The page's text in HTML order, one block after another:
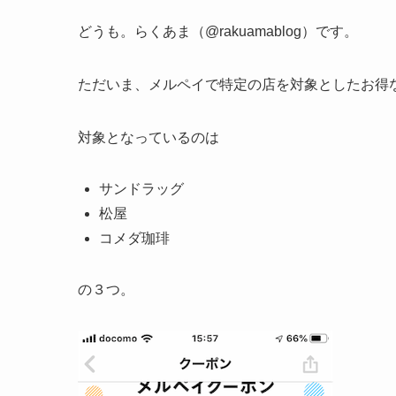
どうも。らくあま（@rakuamablog）です。
ただいま、メルペイで特定の店を対象としたお得
対象となっているのは
サンドラッグ
松屋
コメダ珈琲
の３つ。